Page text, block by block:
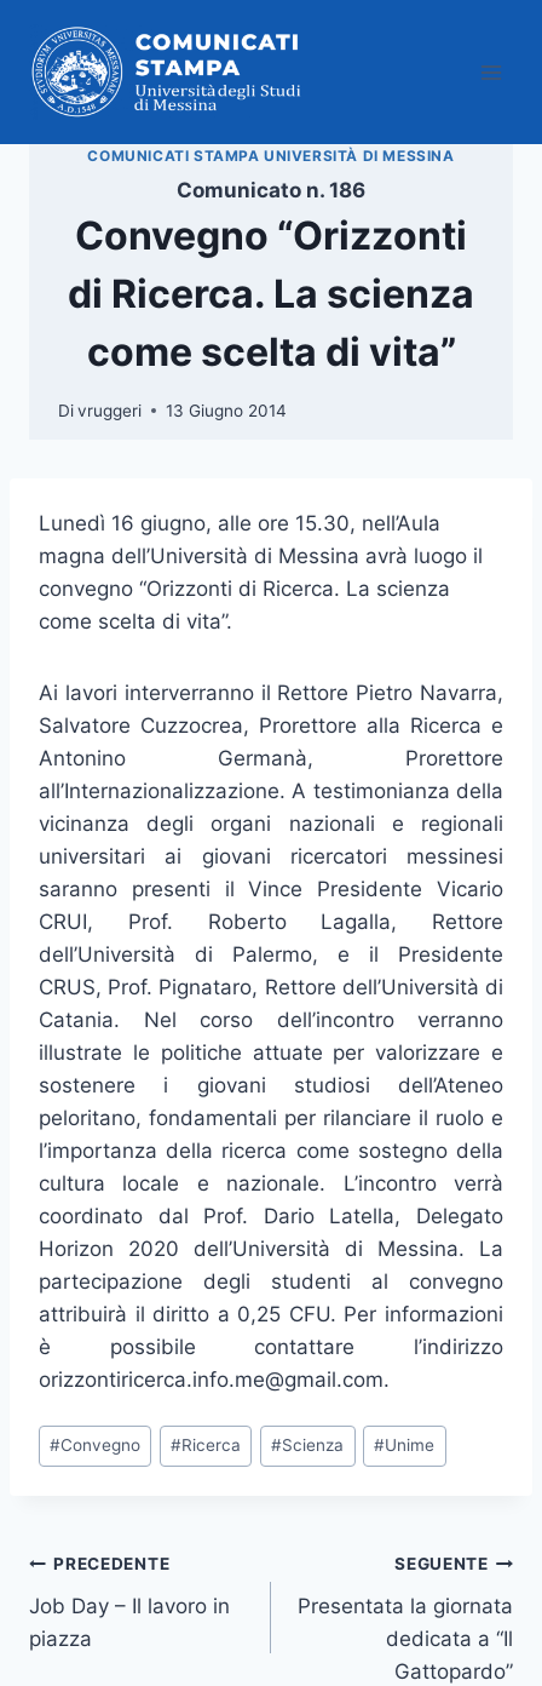
contenuto
COMUNICATI STAMPA UNIVERSITÀ DI MESSINA
Comunicato n. 186
Convegno “Orizzonti
di Ricerca. La scienza
come scelta di vita”
Divruggeri 13 Giugno 2014
Lunedì 16 giugno, alle ore 15.30, nell’Aula
magna dell’Università di Messina avrà luogo il
convegno “Orizzonti di Ricerca. La scienza
come scelta di vita”.
Ai lavori interverranno il Rettore Pietro Navarra,
Salvatore Cuzzocrea, Prorettore alla Ricerca e
Antonino Germanà, Prorettore
all’Internazionalizzazione. A testimonianza della
vicinanza degli organi nazionali e regionali
universitari ai giovani ricercatori messinesi
saranno presenti il Vince Presidente Vicario
CRUI, Prof. Roberto Lagalla, Rettore
dell’Università di Palermo, e il Presidente
CRUS, Prof. Pignataro, Rettore dell’Università di
Catania. Nel corso dell’incontro verranno
illustrate le politiche attuate per valorizzare e
sostenere i giovani studiosi dell’Ateneo
peloritano, fondamentali per rilanciare il ruolo e
l’importanza della ricerca come sostegno della
cultura locale e nazionale. L’incontro verrà
coordinato dal Prof. Dario Latella, Delegato
Horizon 2020 dell’Università di Messina. La
partecipazione degli studenti al convegno
attribuirà il diritto a 0,25 CFU. Per informazioni
è possibile contattare l’indirizzo
orizzontiricerca.info.me@gmail.com.
Tag
articolo:
#Convegno #Ricerca #Scienza #Unime
Navigazione
articoli
PRECEDENTE
Job Day – Il lavoro in
piazza
SEGUENTE
Presentata la giornata
dedicata a “Il
Gattopardo”